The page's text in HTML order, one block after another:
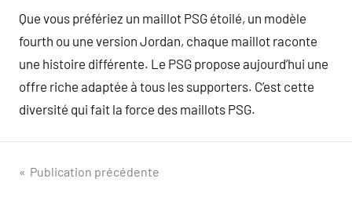
Que vous préfériez un maillot PSG étoilé, un modèle
fourth ou une version Jordan, chaque maillot raconte
une histoire différente. Le PSG propose aujourd’hui une
offre riche adaptée à tous les supporters. C’est cette
diversité qui fait la force des maillots PSG.
Navigation
Publication précédente